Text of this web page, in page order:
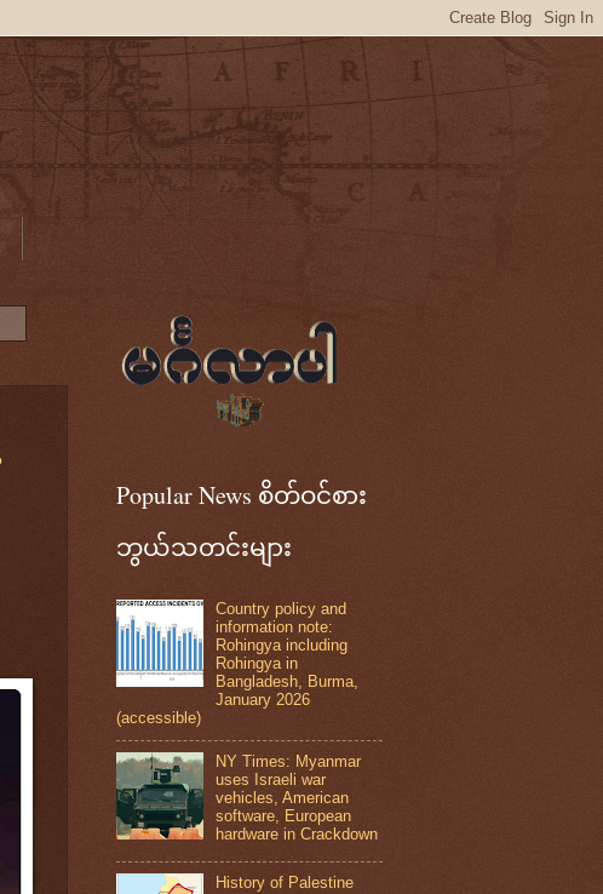
Popular News စိတ်ဝင်စား
ဘွယ်သတင်းများ
Country policy and
information note:
Rohingya including
Rohingya in
Bangladesh, Burma,
January 2026
(accessible)
NY Times: Myanmar
uses Israeli war
vehicles, American
software, European
hardware in Crackdown
History of Palestine